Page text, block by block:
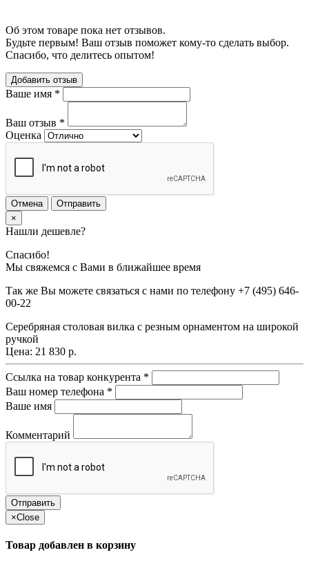
Об этом товаре пока нет отзывов.
Будьте первым! Ваш отзыв поможет кому-то сделать выбор.
Спасибо, что делитесь опытом!
Добавить отзыв
Ваше имя *
Ваш отзыв *
Оценка
Отмена
Отправить
×
Нашли дешевле?
Спасибо!
Мы свяжемся с Вами в ближайшее время
Так же Вы можете связаться с нами по телефону +7 (495) 646-
00-22
Серебряная столовая вилка с резным орнаментом на широкой
ручкой
Цена: 21 830 р.
Ссылка на товар конкурента *
Ваш номер телефона *
Ваше имя
Комментарий
×Close
Товар добавлен в корзину